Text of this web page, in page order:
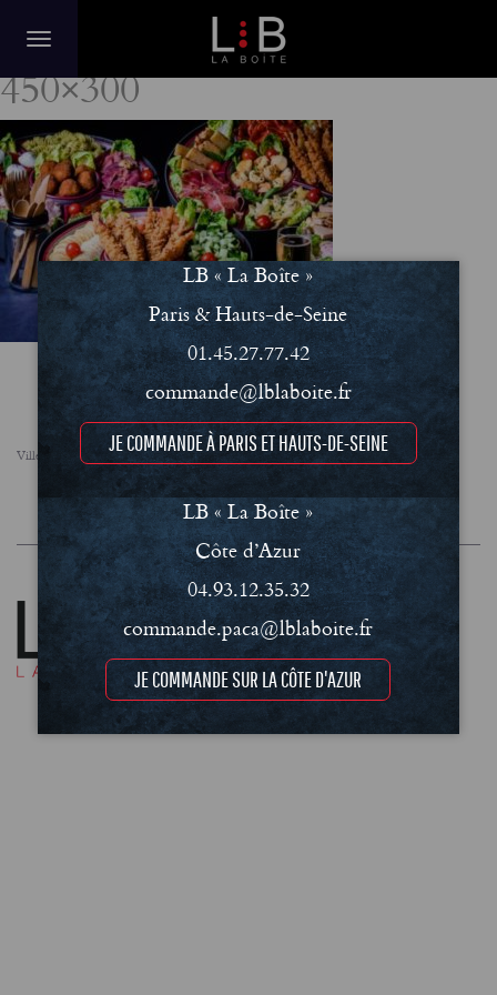
lb-la-boite-buffets-sales-
450×300
Villes FAQ Le concept
Notre engagement RSE
Conditions Générales de Vente (CGV)
Mentions légales et Politique de confidentialité
LB « La Boîte »
Paris & Hauts-de-Seine
01.45.27.77.42
commande@lblaboite.fr
JE COMMANDE À PARIS ET HAUTS-DE-SEINE
LB « La Boîte »
Côte d’Azur
04.93.12.35.32
commande.paca@lblaboite.fr
JE COMMANDE SUR LA CÔTE D'AZUR